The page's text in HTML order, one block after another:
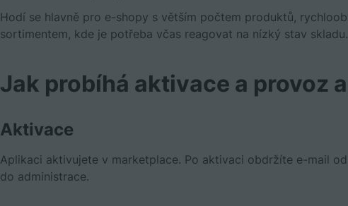
Hodí se hlavně pro e-shopy s větším počtem produktů,
sortimentem, kde je potřeba včas reagovat na nízký stav skladu.
Jak probíhá aktivace a provoz
Aktivace
Aplikaci aktivujete v marketplace. Po aktivaci obdržíte e-mail
do administrace.